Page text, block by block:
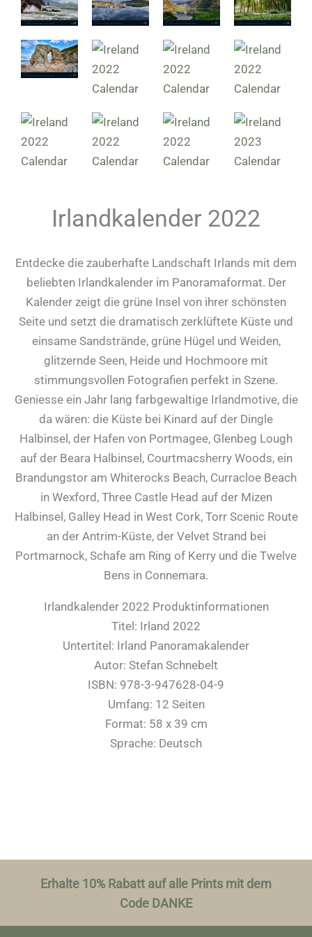
Irlandkalender 2022
Entdecke die zauberhafte Landschaft Irlands mit dem
beliebten Irlandkalender im Panoramaformat. Der
Kalender zeigt die grüne Insel von ihrer schönsten
Seite und setzt die dramatisch zerklüftete Küste und
einsame Sandstrände, grüne Hügel und Weiden,
glitzernde Seen, Heide und Hochmoore mit
stimmungsvollen Fotografien perfekt in Szene.
Geniesse ein Jahr lang farbgewaltige Irlandmotive, die
da wären: die Küste bei Kinard auf der Dingle
Halbinsel, der Hafen von Portmagee, Glenbeg Lough
auf der Beara Halbinsel, Courtmacsherry Woods, ein
Brandungstor am Whiterocks Beach, Curracloe Beach
in Wexford, Three Castle Head auf der Mizen
Halbinsel, Galley Head in West Cork, Torr Scenic Route
an der Antrim-Küste, der Velvet Strand bei
Portmarnock, Schafe am Ring of Kerry und die Twelve
Bens in Connemara.
Irlandkalender 2022 Produktinformationen
Titel: Irland 2022
Untertitel: Irland Panoramakalender
Autor: Stefan Schnebelt
ISBN: 978-3-947628-04-9
Umfang: 12 Seiten
Format: 58 x 39 cm
Sprache: Deutsch
Erhalte 10% Rabatt auf alle Prints mit dem
Code DANKE